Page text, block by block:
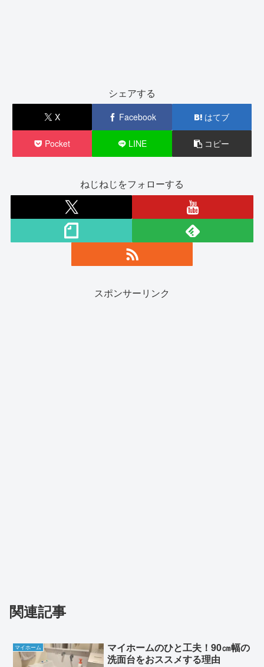
シェアする
X Facebook はてブ
Pocket LINE コピー
ねじねじをフォローする
スポンサーリンク
関連記事
マイホーム
マイホームのひと工夫！90㎝幅の
洗面台をおススメする理由